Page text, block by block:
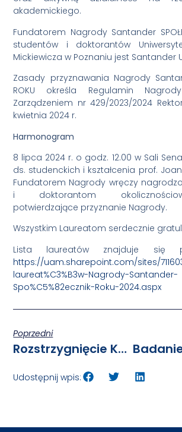
akademickiego.
Fundatorem Nagrody Santander
studentów i doktorantów
Mickiewicza w Poznaniu jest Santander
Zasady przyznawania Nagrody
ROKU określa Regulamin
Zarządzeniem nr 429/2023/2024
kwietnia 2024 r.
Harmonogram
8 lipca 2024 r. o godz. 12.00 w Sali
ds. studenckich i kształcenia prof.
Fundatorem Nagrody wręczy
i doktorantom
potwierdzające przyznanie Nagrody.
Wszystkim Laureatom serdecznie
Lista laureatów znajduje się
https://uam.sharepoint.com/sites/
laureat%C3%B3w-Nagrody-Santander-
Spo%C5%82ecznik-Roku-2024.aspx
Poprzedni
Rozstrzygnięcie Konkursu Szkoła Letnia UAM – BESTStudentCAMP 2024
Udostępnij wpis: